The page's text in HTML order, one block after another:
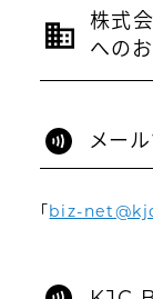
株式
への
メー
「biz-